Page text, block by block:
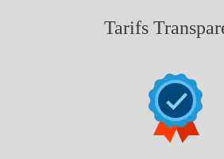
Tarifs